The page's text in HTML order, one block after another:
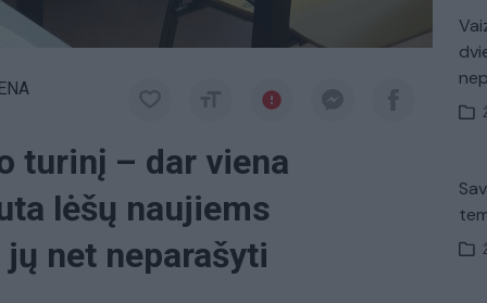
turinį – dar viena
lėšų naujiems
net neparašyti